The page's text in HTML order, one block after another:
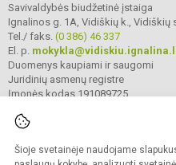
Šioje svetainėje naudojame
Savivaldybės biudžetinė įstaiga
Ignalinos g. 1A, Vidiškių k., Vidiškių
Tel./ faks. (0 386) 46 337
El. p.
Duomenys kaupiami ir saugomi
Juridinių asmenų registre
Įmonės kodas 191089725
© 2025. Ignalinos r. Vidiškių
Kopijuoti turinį be raštiško